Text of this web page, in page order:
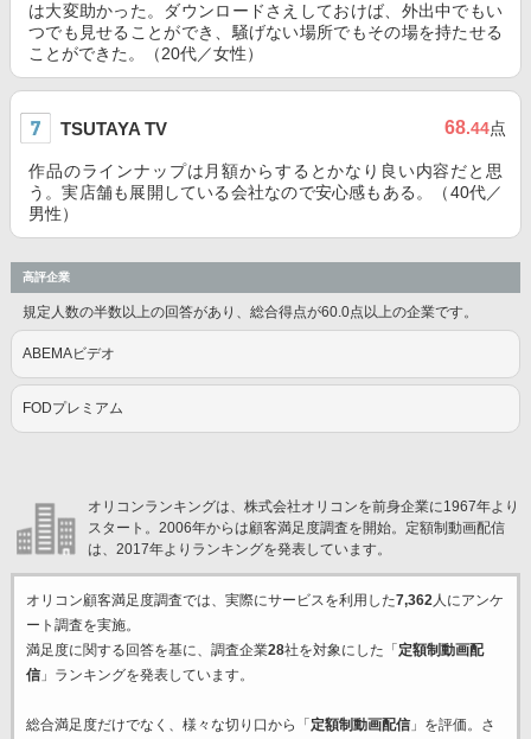
は大変助かった。ダウンロードさえしておけば、外出中でもい
つでも見せることができ、騒げない場所でもその場を持たせる
ことができた。（20代／女性）
TSUTAYA TV 68.44点
作品のラインナップは月額からするとかなり良い内容だと思
う。実店舗も展開している会社なので安心感もある。（40代／
男性）
高評企業
規定人数の半数以上の回答があり、総合得点が60.0点以上の企業です。
ABEMAビデオ
FODプレミアム
オリコンランキングは、株式会社オリコンを前身企業に1967年より
スタート。2006年からは顧客満足度調査を開始。定額制動画配信
は、2017年よりランキングを発表しています。
オリコン顧客満足度調査では、実際にサービスを利用した7,362人にアンケ
ート調査を実施。
満足度に関する回答を基に、調査企業28社を対象にした「 定額制動画配
信」ランキングを発表しています。
総合満足度だけでなく、様々な切り口から「 定額制動画配信」を評価。さ